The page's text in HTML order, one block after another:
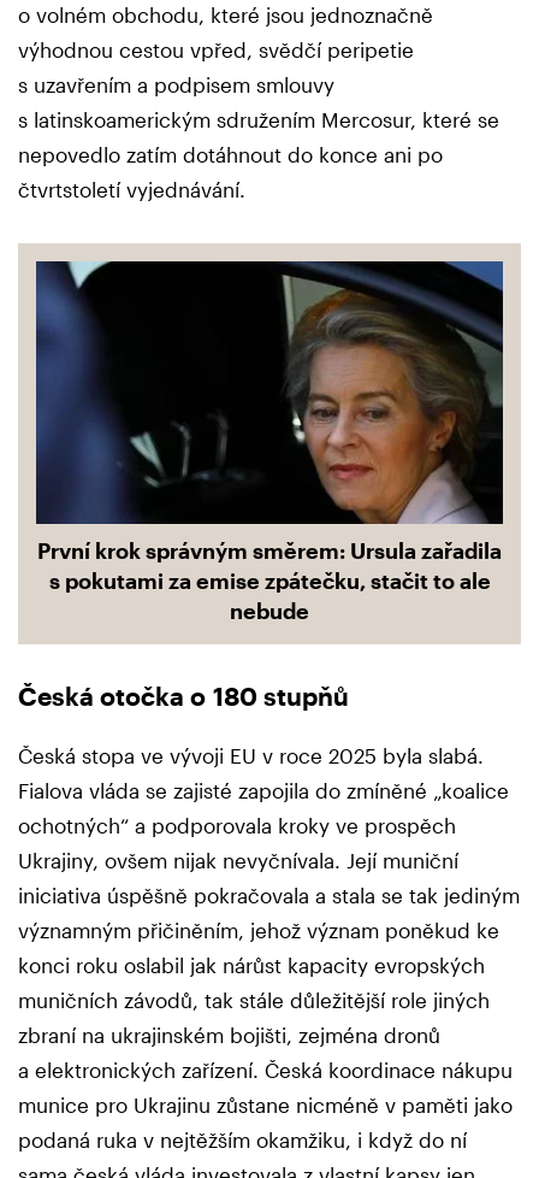
o volném obchodu, které jsou jednoznačně
výhodnou cestou vpřed, svědčí peripetie
s uzavřením a podpisem smlouvy
s latinskoamerickým sdružením Mercosur, které se
nepovedlo zatím dotáhnout do konce ani po
čtvrtstoletí vyjednávání.
První krok správným směrem: Ursula zařadila
s pokutami za emise zpátečku, stačit to ale
nebude
Česká otočka o 180 stupňů
Česká stopa ve vývoji EU v roce 2025 byla slabá.
Fialova vláda se zajisté zapojila do zmíněné „koalice
ochotných“ a podporovala kroky ve prospěch
Ukrajiny, ovšem nijak nevyčnívala. Její muniční
iniciativa úspěšně pokračovala a stala se tak jediným
významným přičiněním, jehož význam poněkud ke
konci roku oslabil jak nárůst kapacity evropských
muničních závodů, tak stále důležitější role jiných
zbraní na ukrajinském bojišti, zejména dronů
a elektronických zařízení. Česká koordinace nákupu
munice pro Ukrajinu zůstane nicméně v paměti jako
podaná ruka v nejtěžším okamžiku, i když do ní